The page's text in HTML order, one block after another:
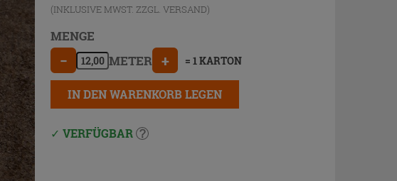
(INKLUSIVE MWST. ZZGL. VERSAND)
MENGE
− METER + = 1 KARTON
IN DEN WARENKORB LEGEN
VERFÜGBAR